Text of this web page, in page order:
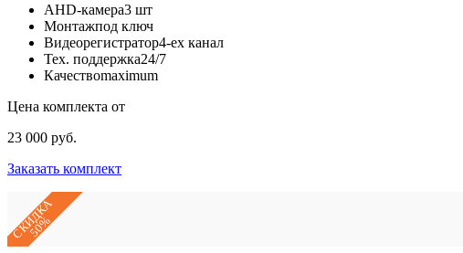
AHD-камера3 шт
Монтажпод ключ
Видеорегистратор4-ех канал
Тех. поддержка24/7
Качествоmaximum
Цена комплекта от
23 000 руб.
Заказать комплект
СКИДКА
50%